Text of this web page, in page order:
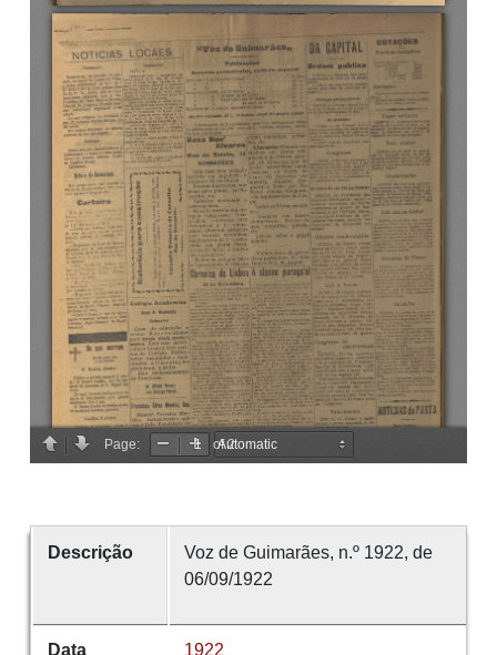
Descrição
Voz de Guimarães, n.º 1922, de
06/09/1922
Data 1922